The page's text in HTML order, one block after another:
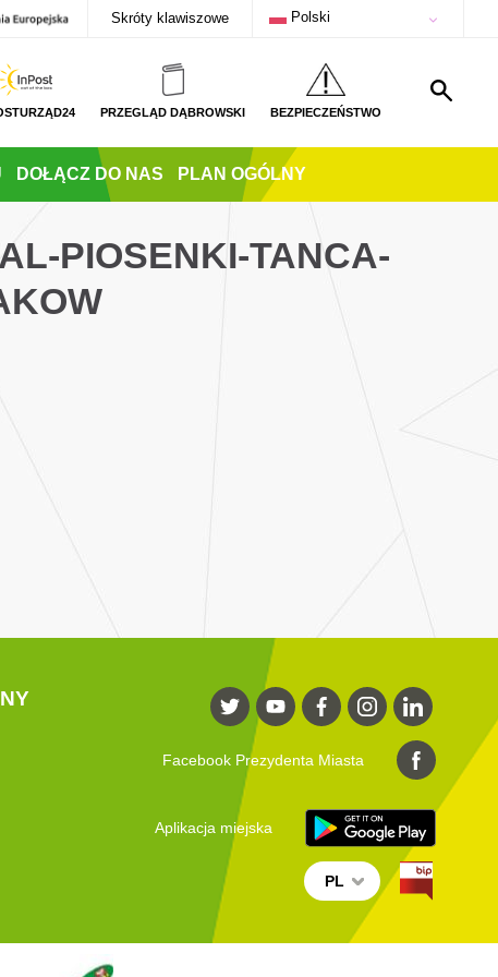
Skróty klawiszowe Polski
PRZEGLĄD DĄBROWSKI BEZPIECZEŃSTWO
DOŁĄCZ DO NAS PLAN OGÓLNY
PIOSENKI-TANCA-
Facebook Prezydenta Miasta
Aplikacja miejska
PL